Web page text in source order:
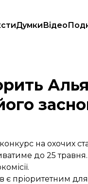
ДумкиВідео
шукає його засновників
на охочих
до 25 травня.
пріоритетним для